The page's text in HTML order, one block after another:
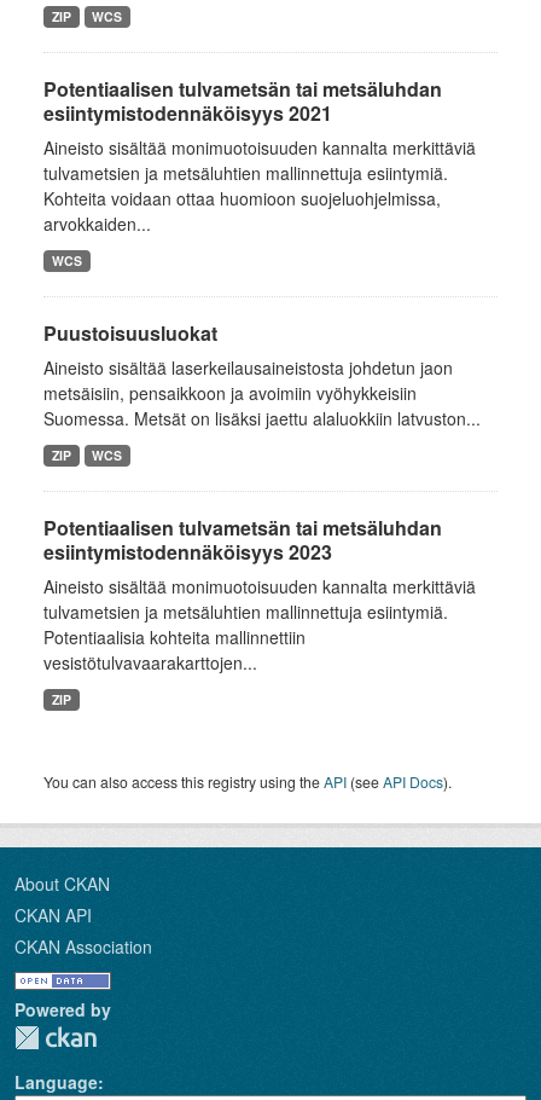
ZIP WCS
Potentiaalisen tulvametsän tai metsäluhdan
esiintymistodennäköisyys 2021
Aineisto sisältää monimuotoisuuden kannalta merkittäviä
tulvametsien ja metsäluhtien mallinnettuja esiintymiä.
Kohteita voidaan ottaa huomioon suojeluohjelmissa,
arvokkaiden...
WCS
Puustoisuusluokat
Aineisto sisältää laserkeilausaineistosta johdetun jaon
metsäisiin, pensaikkoon ja avoimiin vyöhykkeisiin
Suomessa. Metsät on lisäksi jaettu alaluokkiin latvuston...
ZIP WCS
Potentiaalisen tulvametsän tai metsäluhdan
esiintymistodennäköisyys 2023
Aineisto sisältää monimuotoisuuden kannalta merkittäviä
tulvametsien ja metsäluhtien mallinnettuja esiintymiä.
Potentiaalisia kohteita mallinnettiin
vesistötulvavaarakarttojen...
ZIP
You can also access this registry using theAPI (seeAPI Docs).
About CKAN
CKAN API
CKAN Association
Powered by
Language